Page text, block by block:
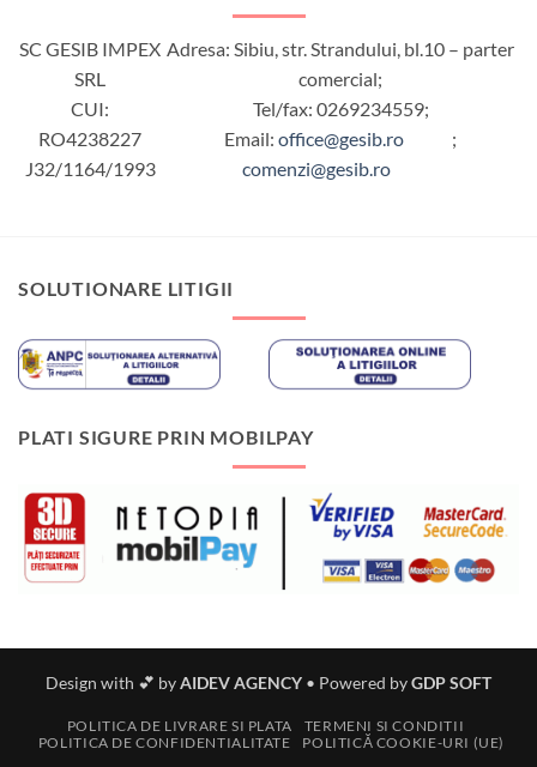
SC GESIB IMPEX
SRL
CUI:
RO4238227
J32/1164/1993
Adresa: Sibiu, str. Strandului, bl.10 – parter
comercial;
Tel/fax: 0269234559;
Email:office@gesib.ro
;
comenzi@gesib.ro
SOLUTIONARE LITIGII
PLATI SIGURE PRIN MOBILPAY
Design with 💕 byAIDEV AGENCY • Powered byGDP SOFT
POLITICA DE LIVRARE SI PLATA
TERMENI SI CONDITII
POLITICA DE CONFIDENTIALITATE
POLITICĂ COOKIE-URI (UE)